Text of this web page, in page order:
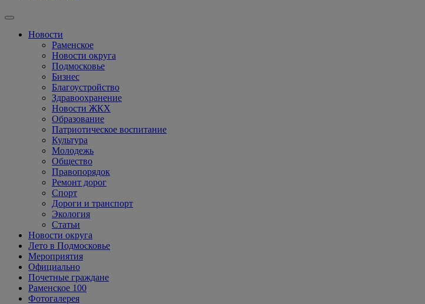
Новости
Раменское
Новости округа
Подмосковье
Бизнес
Благоустройство
Здравоохранение
Новости ЖКХ
Образование
Патриотическое воспитание
Культура
Молодежь
Общество
Правопорядок
Ремонт дорог
Спорт
Дороги и транспорт
Экология
Статьи
Новости округа
Лето в Подмосковье
Мероприятия
Официально
Почетные граждане
Раменское 100
Фотогалерея